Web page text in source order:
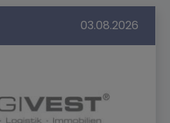
03.08.2026